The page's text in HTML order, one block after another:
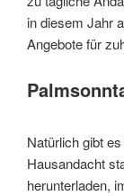
in diesem Jahr
Angebote für
Natürlich gibt
Hausandacht
herunterladen,